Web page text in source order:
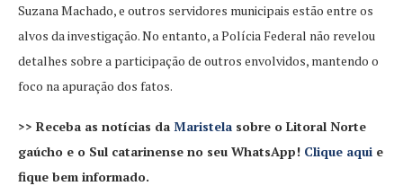
Suzana Machado, e outros servidores municipais estão entre os
alvos da investigação. No entanto, a Polícia Federal não revelou
detalhes sobre a participação de outros envolvidos, mantendo o
foco na apuração dos fatos.
>> Receba as notícias da Maristela sobre o Litoral Norte
gaúcho e o Sul catarinense no seu WhatsApp! Clique aqui e
fique bem informado.